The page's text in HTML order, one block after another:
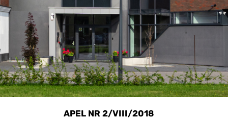
APEL NR 2/VIII/2018